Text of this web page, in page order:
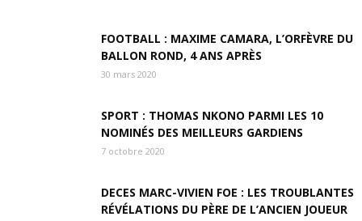
FOOTBALL : MAXIME CAMARA, L’ORFÈVRE DU
BALLON ROND, 4 ANS APRÈS
30 mars 2020
SPORT : THOMAS NKONO PARMI LES 10
NOMINÉS DES MEILLEURS GARDIENS
7 octobre 2020
DECES MARC-VIVIEN FOE : LES TROUBLANTES
RÉVÉLATIONS DU PÈRE DE L’ANCIEN JOUEUR